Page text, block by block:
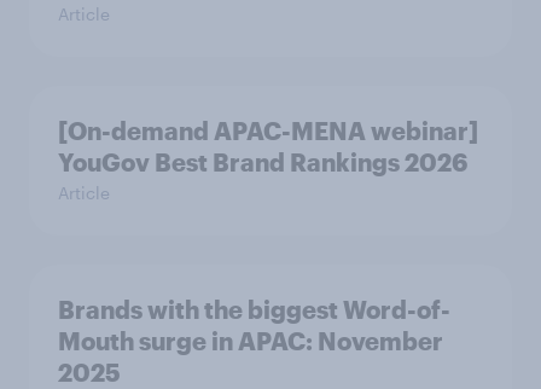
Article
[On-demand APAC-MENA webinar]
YouGov Best Brand Rankings 2026
Article
Brands with the biggest Word-of-
Mouth surge in APAC: November
2025